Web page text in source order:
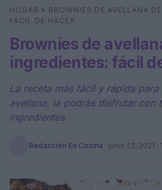
Buscar
HOGAR » BROWNIES DE AVELLANA
FÁCIL DE HACER
Brownies de
ingredientes: fácil
La receta más fácil y rápida
avellana, la podrás disfrutar con
ingredientes.
Redacción En Cocina · junio 22, 2021 ·